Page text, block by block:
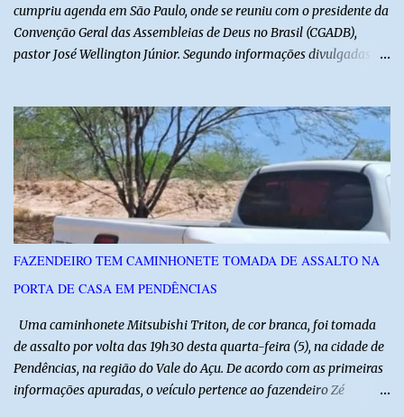
cumpriu agenda em São Paulo, onde se reuniu com o presidente da
Convenção Geral das Assembleias de Deus no Brasil (CGADB),
pastor José Wellington Júnior. Segundo informações divulgadas
político nacional e estadual. De acordo com a campanha de Álvaro
Dias, o pastor José Wellington Júnior manifestou apoio à
candidatura e ressaltou a importância da participação dos cristãos
no processo democrático, defendendo a valorização de princípios
como a defesa da família, o combate à corrupção, o
enfrentamento às drogas e a proteção da vida. Ainda segundo a
campanha, o líder religioso afirmou que levará sua orientação às
lideranças da Assembleia de Deus no Rio Grande do Norte. A
Assembleia de Deus possui uma das maiores estruturas religiosas
FAZENDEIRO TEM CAMINHONETE TOMADA DE ASSALTO NA
PORTA DE CASA EM PENDÊNCIAS
Uma caminhonete Mitsubishi Triton, de cor branca, foi tomada
de assalto por volta das 19h30 desta quarta-feira (5), na cidade de
Pendências, na região do Vale do Açu. De acordo com as primeiras
informações apuradas, o veículo pertence ao fazendeiro Zé